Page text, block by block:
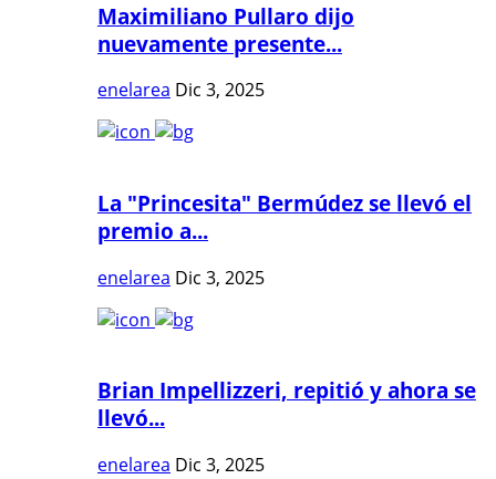
Maximiliano Pullaro dijo
nuevamente presente...
enelarea Dic 3, 2025
La "Princesita" Bermúdez se llevó el
premio a...
enelarea Dic 3, 2025
Brian Impellizzeri, repitió y ahora se
llevó...
enelarea Dic 3, 2025